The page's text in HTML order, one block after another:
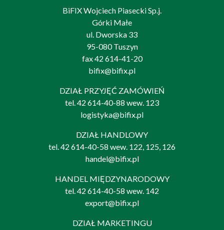
BiFIX Wojciech Piasecki Sp.j.
Górki Małe
ul. Dworska 33
95-080 Tuszyn
fax 42 614-41-20
bifix@bifix.pl
DZIAŁ PRZYJĘĆ ZAMÓWIEŃ
tel.42 614-40-88 wew. 123
logistyka@bifix.pl
DZIAŁ HANDLOWY
tel.42 614-40-58 wew. 122, 125, 126
handel@bifix.pl
HANDEL MIĘDZYNARODOWY
tel.42 614-40-58 wew. 142
export@bifix.pl
DZIAŁ MARKETINGU